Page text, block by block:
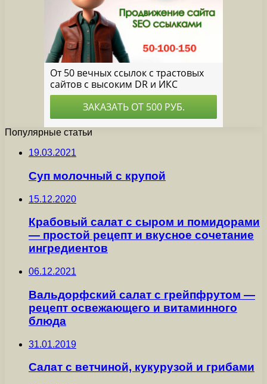
Популярные статьи
19.03.2021
Суп молочный с крупой
15.12.2020
Крабовый салат с сыром и помидорами
— простой рецепт и вкусное сочетание
ингредиентов
06.12.2021
Вальдорфский салат с грейпфрутом —
рецепт освежающего и витаминного
блюда
31.01.2019
Салат с ветчиной, кукурузой и грибами